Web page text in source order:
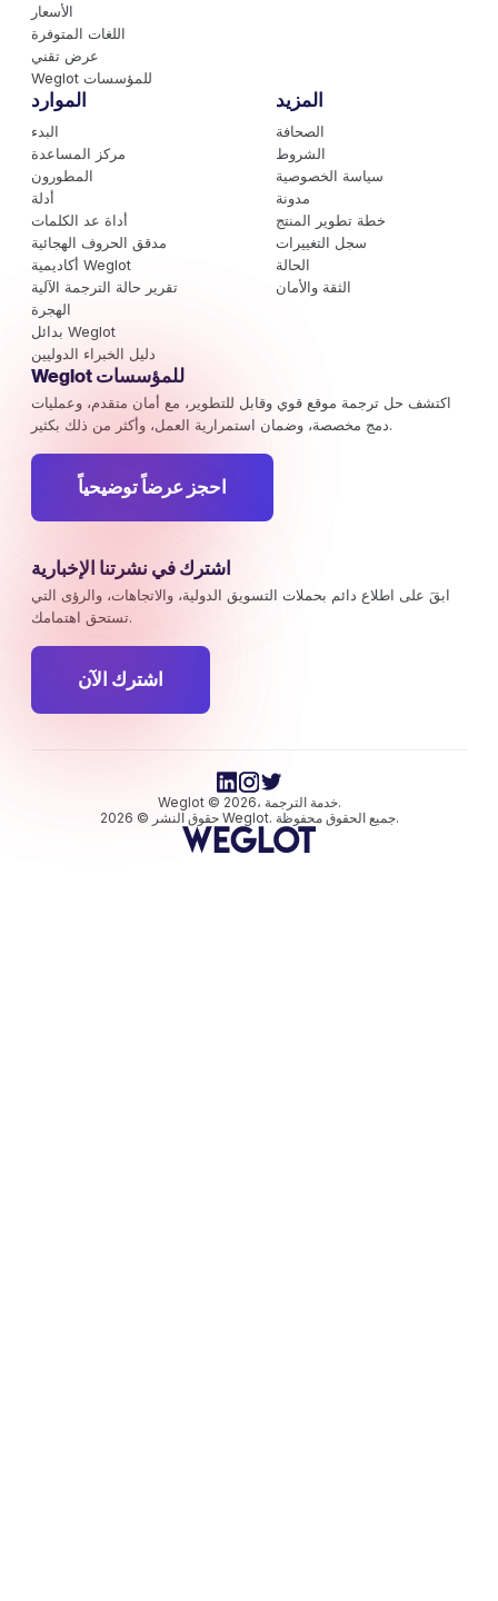
الأسعار
اللغات المتوفرة
عرض تقني
Weglot للمؤسسات
الموارد
البدء
مركز المساعدة
المطورون
أدلة
أداة عد الكلمات
مدقق الحروف الهجائية
أكاديمية Weglot
تقرير حالة الترجمة الآلية
الهجرة
بدائل Weglot
دليل الخبراء الدوليين
المزيد
الصحافة
الشروط
سياسة الخصوصية
مدونة
خطة تطوير المنتج
سجل التغييرات
الحالة
الثقة والأمان
Weglot للمؤسسات
اكتشف حل ترجمة موقع قوي وقابل للتطوير، مع أمان متقدم، وعمليات
دمج مخصصة، وضمان استمرارية العمل، وأكثر من ذلك بكثير.
احجز عرضاً توضيحياً
اشترك في نشرتنا الإخبارية
ابقَ على اطلاع دائم بحملات التسويق الدولية، والاتجاهات، والرؤى التي
تستحق اهتمامك.
اشترك الآن
Weglot © 2026، خدمة الترجمة.
حقوق النشر © 2026 Weglot. جميع الحقوق محفوظة.